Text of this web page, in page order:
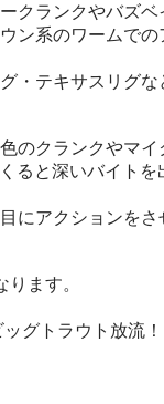
ランクやバズベ
系のワームで
・テキサスリグ
クランクやマイ
と深いバイト
アクションをさ
ます。
グトラウト放流！